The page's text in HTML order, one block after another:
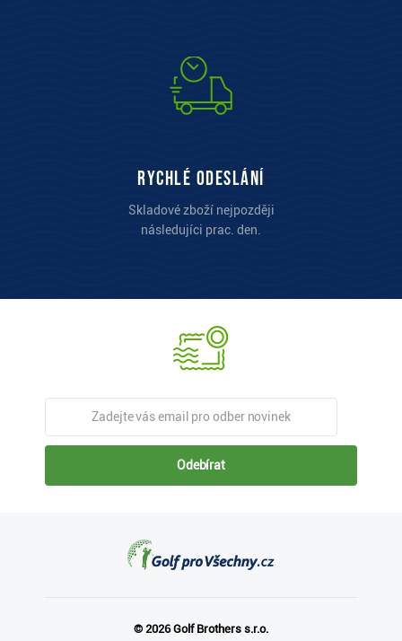
Rychlé odeslání
Skladové zboží nejpozději
následujíci prac. den.
Odebírat
© 2026 Golf Brothers s.r.o.